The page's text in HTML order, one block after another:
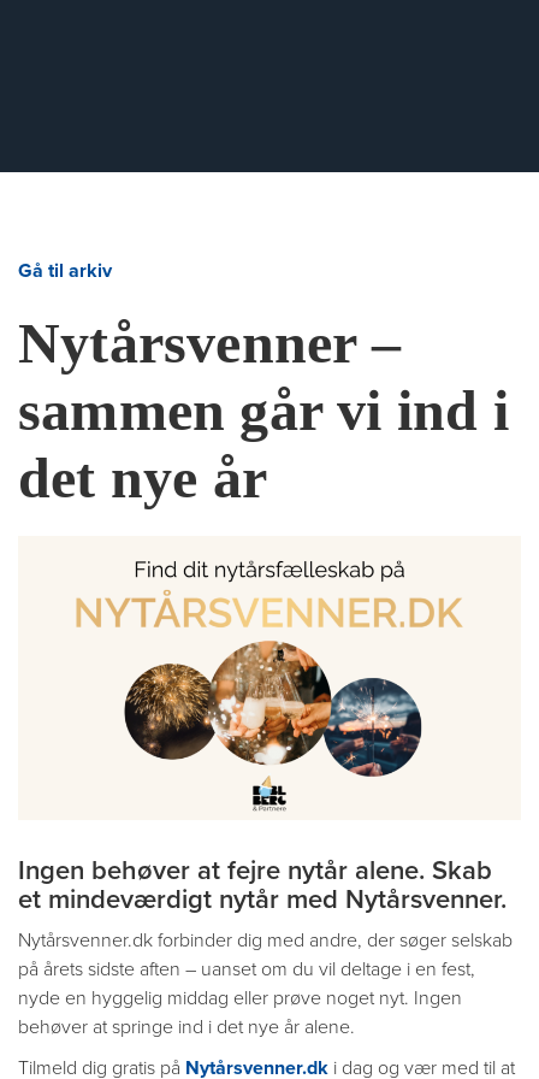
Gå til arkiv
Nytårsvenner –
sammen går vi ind i
det nye år
Ingen behøver at fejre nytår alene. Skab
et mindeværdigt nytår med Nytårsvenner.
Nytårsvenner.dk forbinder dig med andre, der søger selskab
på årets sidste aften – uanset om du vil deltage i en fest,
nyde en hyggelig middag eller prøve noget nyt. Ingen
behøver at springe ind i det nye år alene.
Tilmeld dig gratis på Nytårsvenner.dk i dag og vær med til at